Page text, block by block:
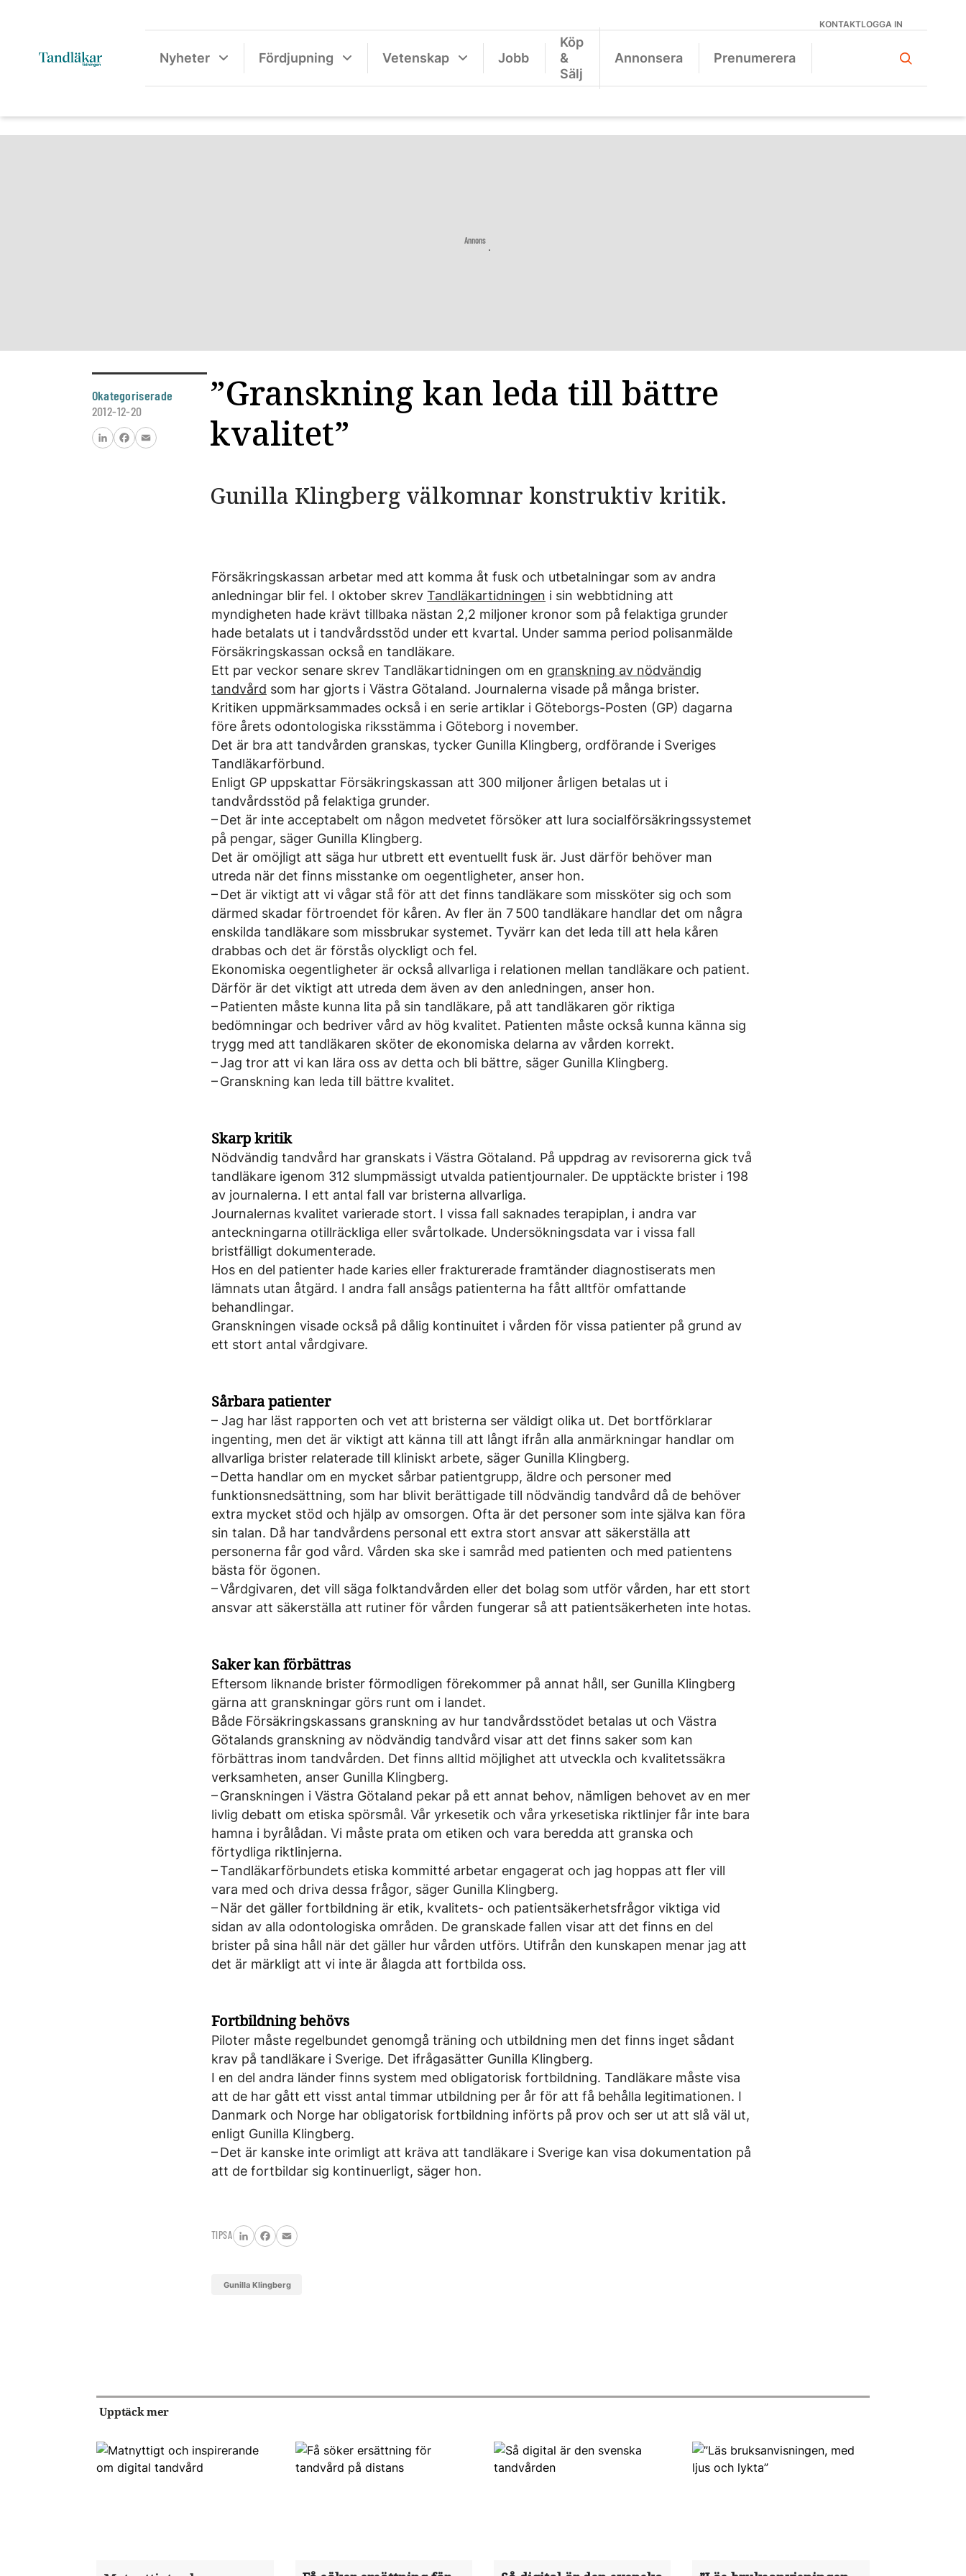
KONTAKTLOGGA IN
Nyheter Fördjupning Vetenskap Jobb
Köp
&
Sälj
Annonsera Prenumerera
Annons
Okategoriserade
2012-12-20
FacebookEmail
”Granskning kan leda till bättre
kvalitet”
Gunilla Klingberg välkomnar konstruktiv kritik.
Försäkringskassan arbetar med att komma åt fusk och utbetalningar som av andra
anledningar blir fel. I oktober skrev Tandläkartidningen i sin webbtidning att
myndigheten hade krävt tillbaka nästan 2,2 miljoner kronor som på felaktiga grunder
hade betalats ut i tandvårdsstöd under ett kvartal. Under samma period polisanmälde
Försäkringskassan också en tandläkare.
Ett par veckor senare skrev Tandläkartidningen om en granskning av nödvändig
tandvård som har gjorts i Västra Götaland. Journalerna visade på många brister.
Kritiken uppmärksammades också i en serie artiklar i Göteborgs-Posten (GP) dagarna
före årets odontologiska riksstämma i Göteborg i november.
Det är bra att tandvården granskas, tycker Gunilla Klingberg, ordförande i Sveriges
Tandläkarförbund.
Enligt GP uppskattar Försäkringskassan att 300 miljoner årligen betalas ut i
tandvårdsstöd på felaktiga grunder.
– Det är inte acceptabelt om någon medvetet försöker att lura socialförsäkringssystemet
på pengar, säger Gunilla Klingberg.
Det är omöjligt att säga hur utbrett ett eventuellt fusk är. Just därför behöver man
utreda när det finns misstanke om oegentligheter, anser hon.
– Det är viktigt att vi vågar stå för att det finns tandläkare som missköter sig och som
därmed skadar förtroendet för kåren. Av fler än 7 500 tandläkare handlar det om några
enskilda tandläkare som missbrukar systemet. Tyvärr kan det leda till att hela kåren
drabbas och det är förstås olyckligt och fel.
Ekonomiska oegentligheter är också allvarliga i relationen mellan tandläkare och patient.
Därför är det viktigt att utreda dem även av den anledningen, anser hon.
– Patienten måste kunna lita på sin tandläkare, på att tandläkaren gör riktiga
bedömningar och bedriver vård av hög kvalitet. Patienten måste också kunna känna sig
trygg med att tandläkaren sköter de ekonomiska delarna av vården korrekt.
– Jag tror att vi kan lära oss av detta och bli bättre, säger Gunilla Klingberg.
– Granskning kan leda till bättre kvalitet.
Skarp kritik
Nödvändig tandvård har granskats i Västra Götaland. På uppdrag av revisorerna gick två
tandläkare igenom 312 slumpmässigt utvalda patientjournaler. De upptäckte brister i 198
av journalerna. I ett antal fall var bristerna allvarliga.
Journalernas kvalitet varierade stort. I vissa fall saknades terapiplan, i andra var
anteckningarna otillräckliga eller svårtolkade. Undersökningsdata var i vissa fall
bristfälligt dokumenterade.
Hos en del patienter hade karies eller frakturerade framtänder diagnostiserats men
lämnats utan åtgärd. I andra fall ansågs patienterna ha fått alltför omfattande
behandlingar.
Granskningen visade också på dålig kontinuitet i vården för vissa patienter på grund av
ett stort antal vårdgivare.
Sårbara patienter
– Jag har läst rapporten och vet att bristerna ser väldigt olika ut. Det bortförklarar
ingenting, men det är viktigt att känna till att långt ifrån alla anmärkningar handlar om
allvarliga brister relaterade till kliniskt arbete, säger Gunilla Klingberg.
– Detta handlar om en mycket sårbar patientgrupp, äldre och personer med
funktionsnedsättning, som har blivit berättigade till nödvändig tandvård då de behöver
extra mycket stöd och hjälp av omsorgen. Ofta är det personer som inte själva kan föra
sin talan. Då har tandvårdens personal ett extra stort ansvar att säkerställa att
personerna får god vård. Vården ska ske i samråd med patienten och med patientens
bästa för ögonen.
– Vårdgivaren, det vill säga folktandvården eller det bolag som utför vården, har ett stort
ansvar att säkerställa att rutiner för vården fungerar så att patientsäkerheten inte hotas.
Saker kan förbättras
Eftersom liknande brister förmodligen förekommer på annat håll, ser Gunilla Klingberg
gärna att granskningar görs runt om i landet.
Både Försäkringskassans granskning av hur tandvårdsstödet betalas ut och Västra
Götalands granskning av nödvändig tandvård visar att det finns saker som kan
förbättras inom tandvården. Det finns alltid möjlighet att utveckla och kvalitetssäkra
verksamheten, anser Gunilla Klingberg.
– Granskningen i Västra Götaland pekar på ett annat behov, nämligen behovet av en mer
livlig debatt om etiska spörsmål. Vår yrkesetik och våra yrkesetiska riktlinjer får inte bara
hamna i byrålådan. Vi måste prata om etiken och vara beredda att granska och
förtydliga riktlinjerna.
– Tandläkarförbundets etiska kommitté arbetar engagerat och jag hoppas att fler vill
vara med och driva dessa frågor, säger Gunilla Klingberg.
– När det gäller fortbildning är etik, kvalitets- och patientsäkerhetsfrågor viktiga vid
sidan av alla odontologiska områden. De granskade fallen visar att det finns en del
brister på sina håll när det gäller hur vården utförs. Utifrån den kunskapen menar jag att
det är märkligt att vi inte är ålagda att fortbilda oss.
Fortbildning behövs
Piloter måste regelbundet genomgå träning och utbildning men det finns inget sådant
krav på tandläkare i Sverige. Det ifrågasätter Gunilla Klingberg.
I en del andra länder finns system med obligatorisk fortbildning. Tandläkare måste visa
att de har gått ett visst antal timmar utbildning per år för att få behålla legitimationen. I
Danmark och Norge har obligatorisk fortbildning införts på prov och ser ut att slå väl ut,
enligt Gunilla Klingberg.
– Det är kanske inte orimligt att kräva att tandläkare i Sverige kan visa dokumentation på
att de fortbildar sig kontinuerligt, säger hon.
TIPSA
LinkedInFacebook
Email
Gunilla Klingberg
Upptäck mer